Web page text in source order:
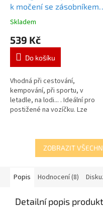
k močení se zásobníkem
na moč
Průměrné
produktu
5,0
5
hvězdiček.
Skladem
539 Kč
Do košíku
Vhodná při cestování,
kempování, při sportu, v
letadle, na lodi... . Ideální pro
postižené na vozíčku. Lze
ZOBRAZIT
Popis Hodnocení (8)
Detailní popis